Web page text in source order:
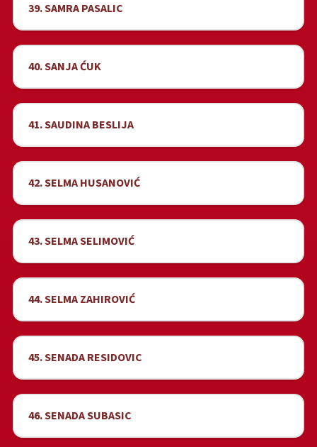
39. SAMRA PASALIC
40. SANJA ĆUK
41. SAUDINA BESLIJA
42. SELMA HUSANOVIĆ
43. SELMA SELIMOVIĆ
44. SELMA ZAHIROVIĆ
45. SENADA RESIDOVIC
46. SENADA SUBASIC